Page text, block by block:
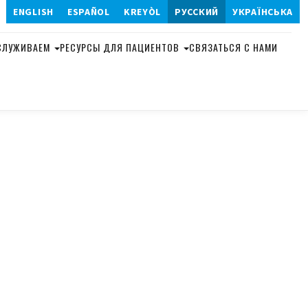
ENGLISH ESPAÑOL KREYÒL РУССКИЙ УКРАЇНСЬКА
904-320-0808
РЕСУРСЫ ДЛЯ ПАЦИЕНТОВ СВЯЗАТЬСЯ С НАМИ